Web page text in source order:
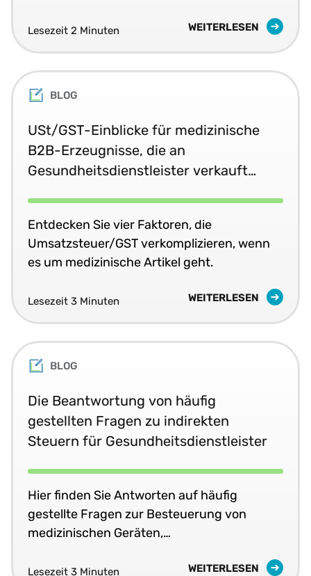
Lesezeit 2 Minuten WEITERLESEN
BLOG
USt/GST-Einblicke für medizinische
B2B-Erzeugnisse, die an
Gesundheitsdienstleister verkauft
Entdecken Sie vier Faktoren, die
Umsatzsteuer/GST verkomplizieren, wenn
es um medizinische Artikel geht.
Lesezeit 3 Minuten WEITERLESEN
BLOG
Die Beantwortung von häufig
gestellten Fragen zu indirekten
Steuern für Gesundheitsdienstleister
Hier finden Sie Antworten auf häufig
gestellte Fragen zur Besteuerung von
medizinischen Geräten,
Lesezeit 3 Minuten WEITERLESEN